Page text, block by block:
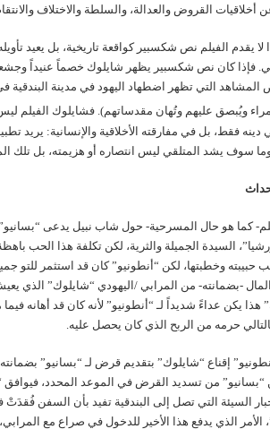
عن أخلاقيات القروض والعدالة، والسلطة والاختلاف
لا يقدم الفيلم نص شكسبير كواقعة تاريخية، بل يعيد
فإذا كان نص شكسبير يظهر شايلوك خصماً عنيداً وجشعاً،
المشاهد التي تظهر اضطهاد اليهود في مدينة
ويُبصق عليهم وتُهان مقدساتهم). فشايلوك الفيلم
فقط، بل في مفارقته الأخلاقية والإنسانية: يريد
وما سوف يشد المتلقي ليس انتصاره أو هزيمته، بل تلك
كما هو حال المسرحية- حول شاب نبيل يدعى “بسانيو”
حبيبته وخطبتها، لكن “أنطونيو” كان قد استثمر
-بضمانته- من المرابي /اليهودي “شايلوك” الذي
هذا يكن عداءً شديداً لـ “أنطونيو” لأنه كان قد أهانه
حرمه من الربح الذي كان يحصل عليه.
إقناع “شايلوك” بتقديم قرض لـ “بسانيو”
“بسانيو” من تسديد القرض في الموعد المحدد، فيوافق
السيئة التي تصل إلى البندقية تفيد بأن السفن
الأمر الذي يدفع هذا الأخير للدخول في صراع مع